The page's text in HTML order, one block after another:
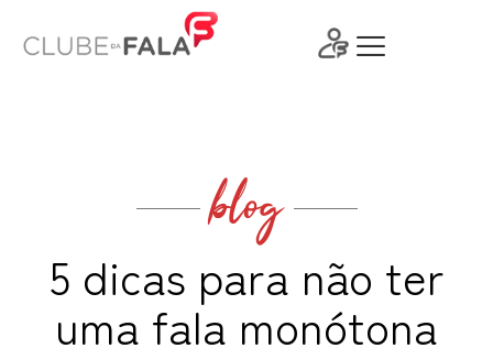
para
blog
5 dicas para não ter
uma fala monótona